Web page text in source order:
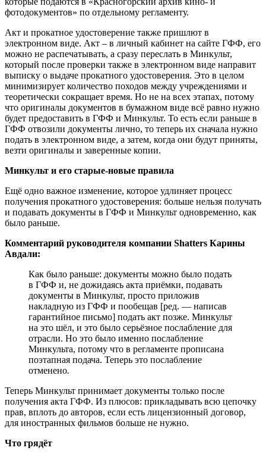
фотодокументов» по отдельному регламенту.
Акт и прокатное удостоверение также пришлют в
электронном виде. Акт – в личный кабинет на сайте ГФФ, его
можно не распечатывать, а сразу переслать в Минкульт,
который после проверки также в электронном виде направит
выписку о выдаче прокатного удостоверения. Это в целом
минимизирует количество походов между учреждениями и
теоретически сокращает время. Но не на всех этапах, потому
что оригиналы документов в бумажном виде всё равно нужно
будет предоставить в ГФФ и Минкульт. То есть если раньше в
ГФФ отвозили документы лично, то теперь их сначала нужно
подать в электронном виде, а затем, когда они будут приняты,
везти оригиналы и заверенные копии.
Минкульт и его старые-новые правила
Ещё одно важное изменение, которое удлиняет процесс
получения прокатного удостоверения: больше нельзя получать
и подавать документы в ГФФ и Минкульт одновременно, как
было раньше.
Комментарий руководителя компании Shatters Карины
Авдали:
Как было раньше: документы можно было подать
в ГФФ и, не дожидаясь акта приёмки, подавать
документы в Минкульт, просто приложив
накладную из ГФФ и пообещав [ред. — написав
гарантийное письмо] подать акт позже. Минкульт
на это шёл, и это было серьёзное послабление для
отрасли. Но это было именно послабление
Минкульта, потому что в регламенте прописана
поэтапная подача. Теперь это послабление
отменено.
Теперь Минкульт принимает документы только после
получения акта ГФФ. Из плюсов: прикладывать всю цепочку
прав, вплоть до авторов, если есть лицензионный договор,
для иностранных фильмов больше не нужно.
Что грядёт